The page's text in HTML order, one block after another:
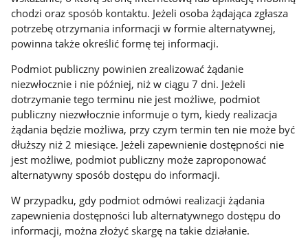
chodzi oraz sposób kontaktu. Jeżeli osoba żądająca zgłasza
potrzebę otrzymania informacji w formie alternatywnej,
powinna także określić formę tej informacji.
Podmiot publiczny powinien zrealizować żądanie
niezwłocznie i nie później, niż w ciągu 7 dni. Jeżeli
dotrzymanie tego terminu nie jest możliwe, podmiot
publiczny niezwłocznie informuje o tym, kiedy realizacja
żądania będzie możliwa, przy czym termin ten nie może być
dłuższy niż 2 miesiące. Jeżeli zapewnienie dostępności nie
jest możliwe, podmiot publiczny może zaproponować
alternatywny sposób dostępu do informacji.
W przypadku, gdy podmiot odmówi realizacji żądania
zapewnienia dostępności lub alternatywnego dostępu do
informacji, można złożyć skargę na takie działanie.